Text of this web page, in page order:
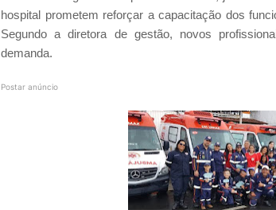
hospital prometem reforçar a capacitação dos
Segundo a diretora de gestão, novos
demanda.
Postar anúncio